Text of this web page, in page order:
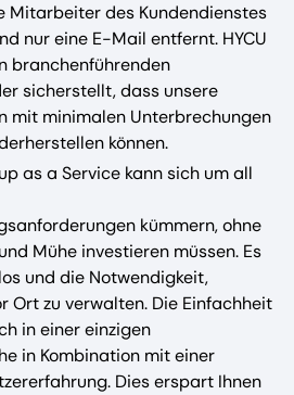
Mitarbeiter des Kundendienstes
nur eine E-Mail entfernt. HYCU
branchenführenden
sicherstellt, dass unsere
mit minimalen Unterbrechungen
können.
as a Service kann sich um all
kümmern, ohne
Mühe investieren müssen. Es
und die Notwendigkeit,
Ort zu verwalten. Die Einfachheit
in einer einzigen
in Kombination mit einer
Dies erspart Ihnen